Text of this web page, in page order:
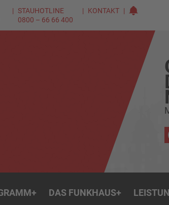
STAUHOTLINE
0800 – 66 66 400
KONTAKT
+ DAS FUNKHAUS+